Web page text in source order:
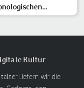
Kultur
liefern wir die